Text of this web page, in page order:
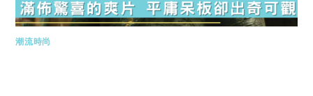
潮流時尚